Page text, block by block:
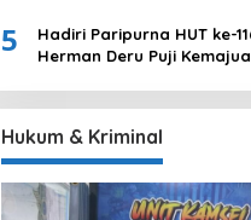
5
Hadiri Paripurna HUT ke-
Herman Deru Puji
Hukum & Kriminal